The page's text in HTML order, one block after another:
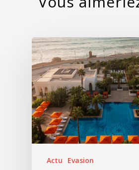
Actu Evasion